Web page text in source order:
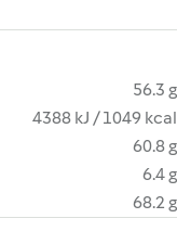
56.3 g
4388 kJ / 1049 kcal
60.8 g
6.4 g
68.2 g